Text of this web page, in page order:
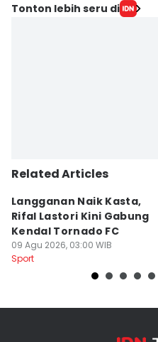
Tonton lebih seru di
Related Articles
Langganan Naik Kasta,
Rifal Lastori Kini Gabung
Kendal Tornado FC
09 Agu 2026, 03:00 WIB
Sport